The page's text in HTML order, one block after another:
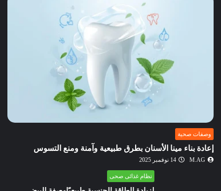
وصفات صحية
إعادة بناء مينا الأسنان بطرق طبيعية وآمنة ومنع التسوس
M.AG 14 نوفمبر 2025
نظام غذائى صحى